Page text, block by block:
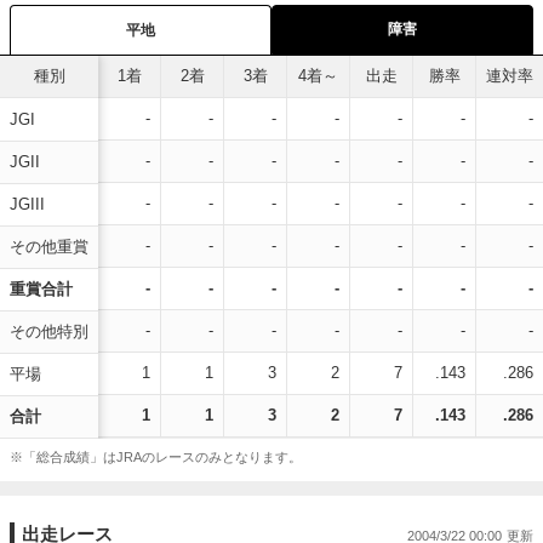
平地 障害
種別
JGI
JGII
JGIII
その他重賞
重賞合計
その他特別
平場
合計
1着 2着 3着 4着～ 出走 勝率 連対率
- - - - - - -
- - - - - - -
- - - - - - -
- - - - - - -
- - - - - - -
- - - - - - -
1 1 3 2 7 .143 .286
1 1 3 2 7 .143 .286
※「総合成績」はJRAのレースのみとなります。
出走レース 2004/3/22 00:00